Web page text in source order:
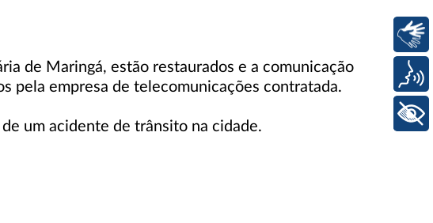
de Maringá, estão restaurados e a comunicação
pela empresa de telecomunicações contratada.
um acidente de trânsito na cidade.